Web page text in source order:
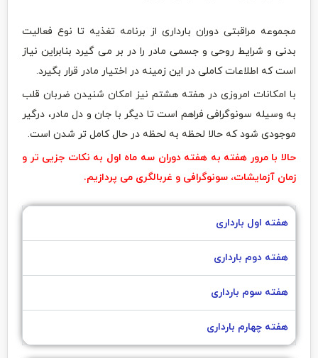
مجموعه مراقبتی دوران بارداری از برنامه تغذیه تا نوع فعالیت
بدنی و شرایط روحی و جسمی مادر را در بر می گیرد بنابراین نیاز
است که اطلاعات کاملی در این زمینه در اختیار مادر قرار بگیرد.
با امکانات امروزی در هفته هشتم نیز امکان شنیدن ضربان قلب
به وسیله سونوگرافی فراهم است تا دیگر با جان و دل مادر، درگیر
موجودی شود که حالا لحظه به لحظه در حال کامل تر شدن است.
حالا با مرور هفته به هفته دوران سه ماه اول به نکات جزیی تر و
زمان آزمایشات، سونوگرافی و غربالگری می پردازیم.
هفته اول بارداری
هفته دوم بارداری
هفته سوم بارداری
هفته چهارم بارداری